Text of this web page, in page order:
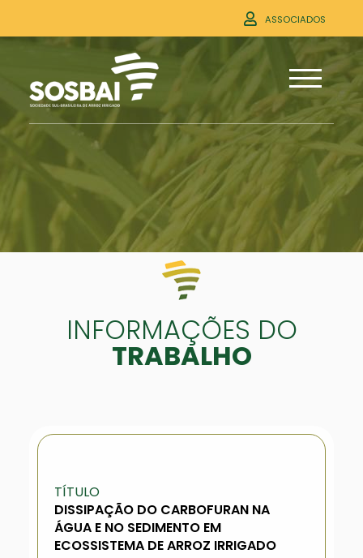
ASSOCIADOS
INFORMAÇÕES DO
TRABALHO
TÍTULO
DISSIPAÇÃO DO CARBOFURAN NA
ÁGUA E NO SEDIMENTO EM
ECOSSISTEMA DE ARROZ IRRIGADO